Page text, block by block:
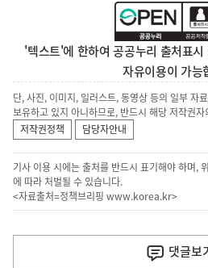
'텍스트'에 한하여 공공누리 출처표
자유이용이 가능
단, 사진, 이미지, 일러스트, 동영상 등의 일부 자
보유하고 있지 아니하므로, 반드시 해당 저작권
저작권정책
담당자안내
기사 이용 시에는 출처를 반드시 표기해야 하며,
에 따라 처벌될 수 있습니다.
<자료출처=정책브리핑 www.korea.kr>
댓글보